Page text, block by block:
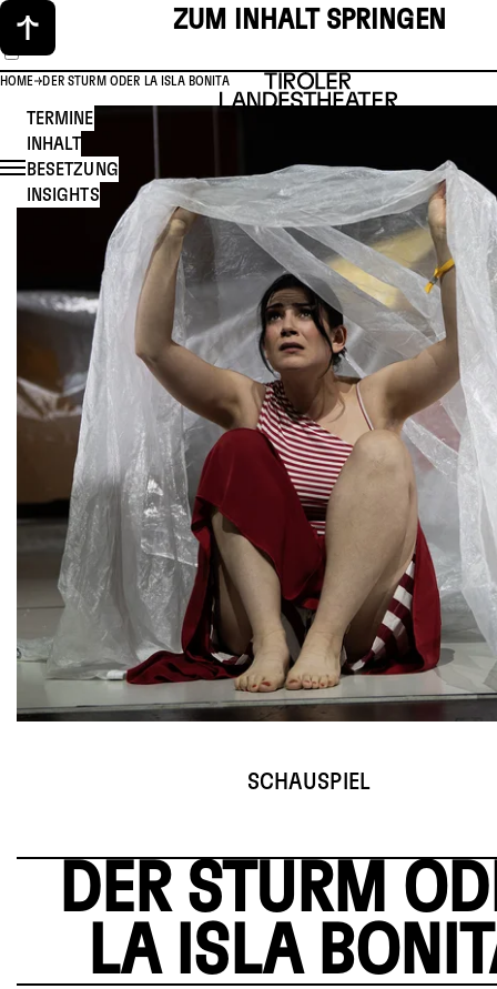
ZUM INHALT SPRINGEN
HOME DER STURM ODER LA ISLA BONITA
TERMINE
INHALT
BESETZUNG
INSIGHTS
SCHAUSPIEL
DER STURM
LA ISLA